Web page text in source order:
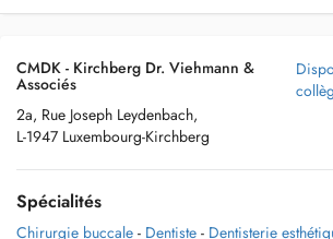
CMDK - Kirchberg Dr. Viehmann &
Associés
2a, Rue Joseph Leydenbach,
L-1947 Luxembourg-Kirchberg
Spécialités
Chirurgie buccale - Dentiste - Dentisterie